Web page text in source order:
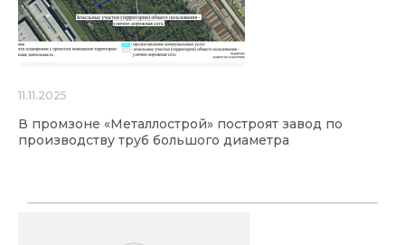
11.11.2025
В промзоне «Металлострой» построят завод по
производству труб большого диаметра